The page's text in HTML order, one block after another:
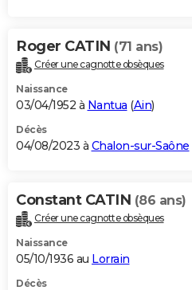
Roger CATIN (71 ans)
Créer une cagnotte obsèques
Naissance
03/04/1952 à Nantua (Ain)
Décès
04/08/2023 à Chalon-sur-Saône
Constant CATIN (86 ans)
Créer une cagnotte obsèques
Naissance
05/10/1936 au Lorrain
Décès